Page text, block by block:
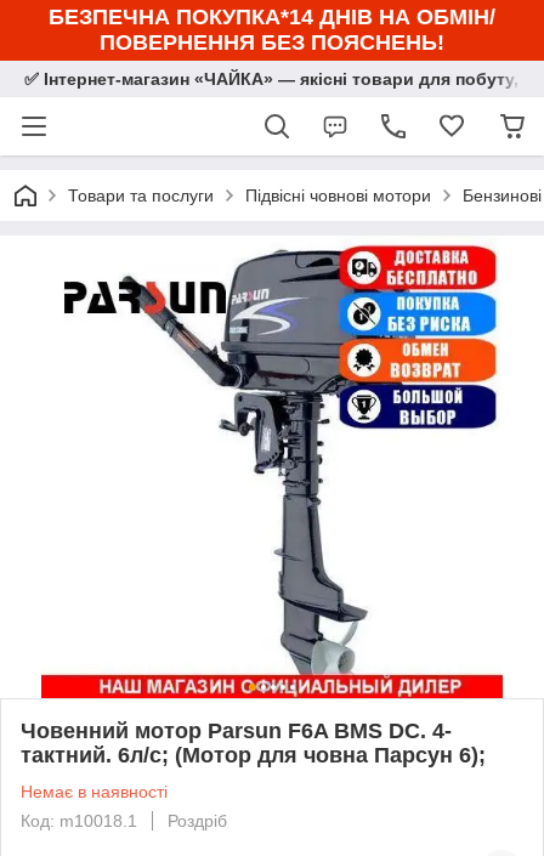
БЕЗПЕЧНА ПОКУПКА*14 ДНІВ НА ОБМІН/
ПОВЕРНЕННЯ БЕЗ ПОЯСНЕНЬ!
✅ Інтернет-магазин «ЧАЙКА» — якісні товари для побуту,
Товари та послуги Підвісні човнові мотори
Човенний мотор Parsun F6A BMS DC. 4-
тактний. 6л/с; (Мотор для човна Парсун 6);
Немає в наявності
Код: m10018.1
Роздріб